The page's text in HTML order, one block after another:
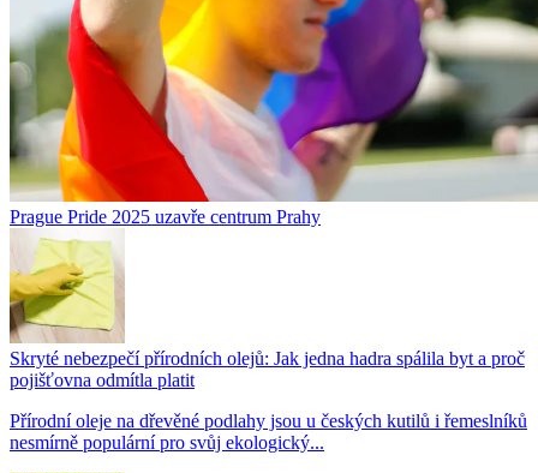
Prague Pride 2025 uzavře centrum Prahy
Skryté nebezpečí přírodních olejů: Jak jedna hadra spálila byt a proč
pojišťovna odmítla platit
Přírodní oleje na dřevěné podlahy jsou u českých kutilů i řemeslníků
nesmírně populární pro svůj ekologický...